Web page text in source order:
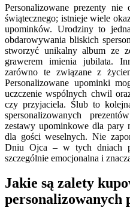
Personalizowane prezenty
świątecznego; istnieje wiele
upominków. Urodziny to
obdarowywania bliskich
stworzyć unikalny album ze
grawerem imienia jubilata.
zarówno te związane z
Personalizowane upominki
uczczenie wspólnych chwil
czy przyjaciela. Ślub to
spersonalizowanych
zestawy upominkowe dla pary
dla gości weselnych. Nie
Dniu Ojca – w tych dniach
szczególnie emocjonalna i
Jakie są zalety
personalizowanych